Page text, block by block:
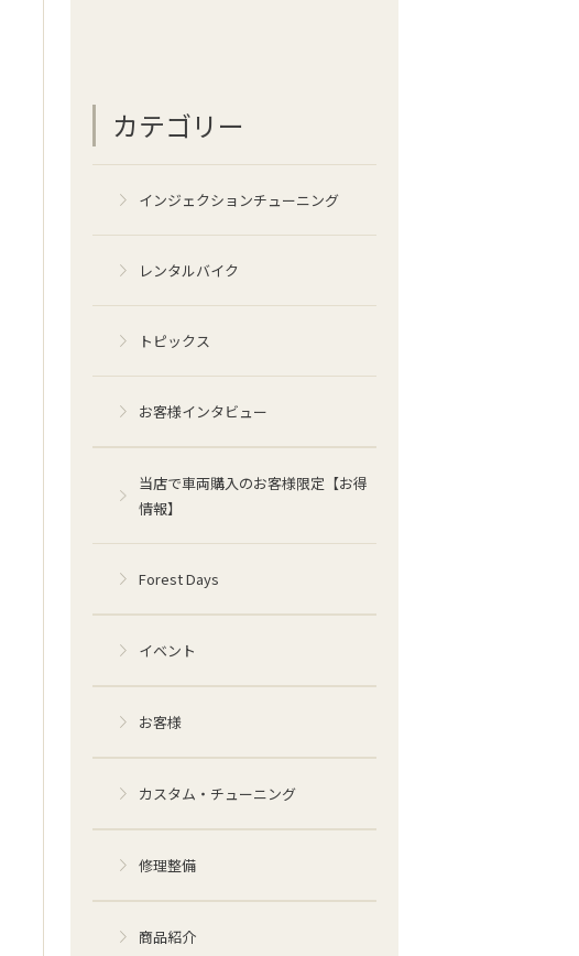
カテゴリー
インジェクションチューニング
レンタルバイク
トピックス
お客様インタビュー
当店で車両購入のお客様限定【お得
情報】
Forest Days
イベント
お客様
カスタム・チューニング
修理整備
商品紹介